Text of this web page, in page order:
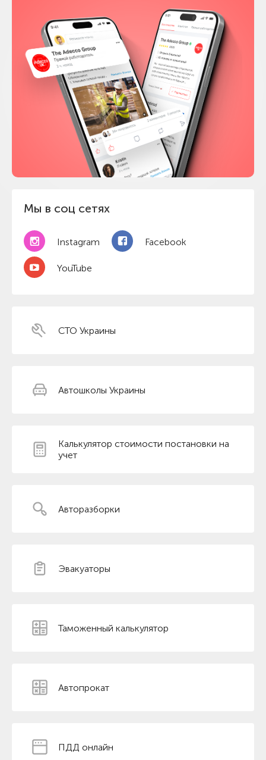
Мы в соц сетях
Instagram Facebook
YouTube
СТО Украины
Автошколы Украины
Калькулятор стоимости постановки на
учет
Авторазборки
Эвакуаторы
Таможенный калькулятор
Автопрокат
ПДД онлайн